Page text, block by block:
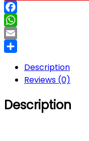
Facebook
WhatsApp
Email
Description
Reviews (0)
Description